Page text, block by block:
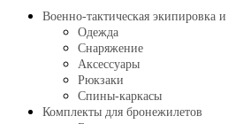
Военно-тактическая экипировка
Одежда
Снаряжение
Аксессуары
Рюкзаки
Спины-каркасы
Комплекты для бронежилетов